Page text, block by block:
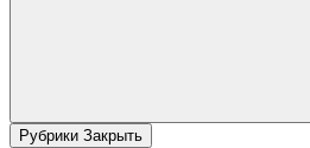
Рубрики Закрыть